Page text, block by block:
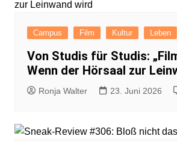
Campus Film Kultur Leben
Von Studis für Studis:
Wenn der Hörsaal zur
Ronja Walter 23. Juni 2026